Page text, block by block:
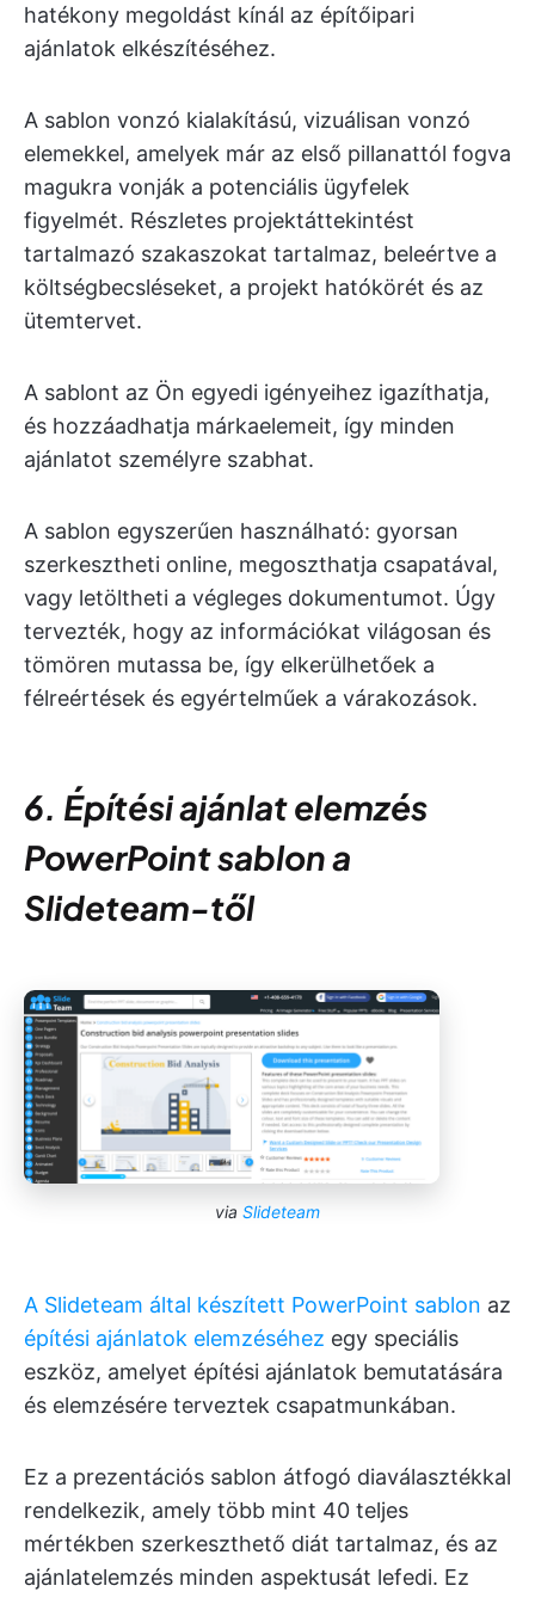
hatékony megoldást kínál az építőipari
ajánlatok elkészítéséhez.
A sablon vonzó kialakítású, vizuálisan vonzó
elemekkel, amelyek már az első pillanattól fogva
magukra vonják a potenciális ügyfelek
figyelmét. Részletes projektáttekintést
tartalmazó szakaszokat tartalmaz, beleértve a
költségbecsléseket, a projekt hatókörét és az
ütemtervet.
A sablont az Ön egyedi igényeihez igazíthatja,
és hozzáadhatja márkaelemeit, így minden
ajánlatot személyre szabhat.
A sablon egyszerűen használható: gyorsan
szerkesztheti online, megoszthatja csapatával,
vagy letöltheti a végleges dokumentumot. Úgy
tervezték, hogy az információkat világosan és
tömören mutassa be, így elkerülhetőek a
félreértések és egyértelműek a várakozások.
6. Építési ajánlat elemzés
PowerPoint sablon a
Slideteam-től
via Slideteam
A Slideteam által készített PowerPoint sablon az
építési ajánlatok elemzéséhez egy speciális
eszköz, amelyet építési ajánlatok bemutatására
és elemzésére terveztek csapatmunkában.
Ez a prezentációs sablon átfogó diaválasztékkal
rendelkezik, amely több mint 40 teljes
mértékben szerkeszthető diát tartalmaz, és az
ajánlatelemzés minden aspektusát lefedi. Ez